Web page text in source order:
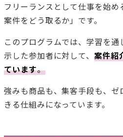
フリーランスとして仕事を始
案件をどう取るか」です。
このプログラムでは、学習を
示した参加者に対して、案件紹
ています。
強みも商品も、集客手段も、
きる仕組みになっています。